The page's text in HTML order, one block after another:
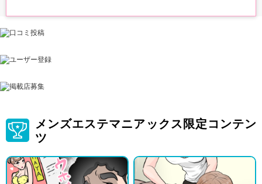
メンズエステマニアックス限定コンテン
ツ